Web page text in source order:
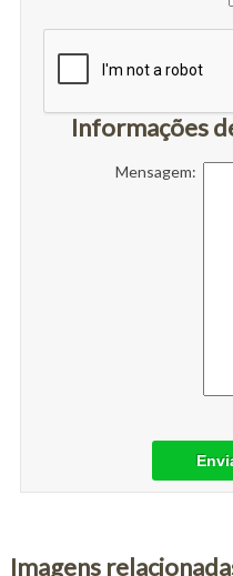
Informações
Mensagem:
Imagens